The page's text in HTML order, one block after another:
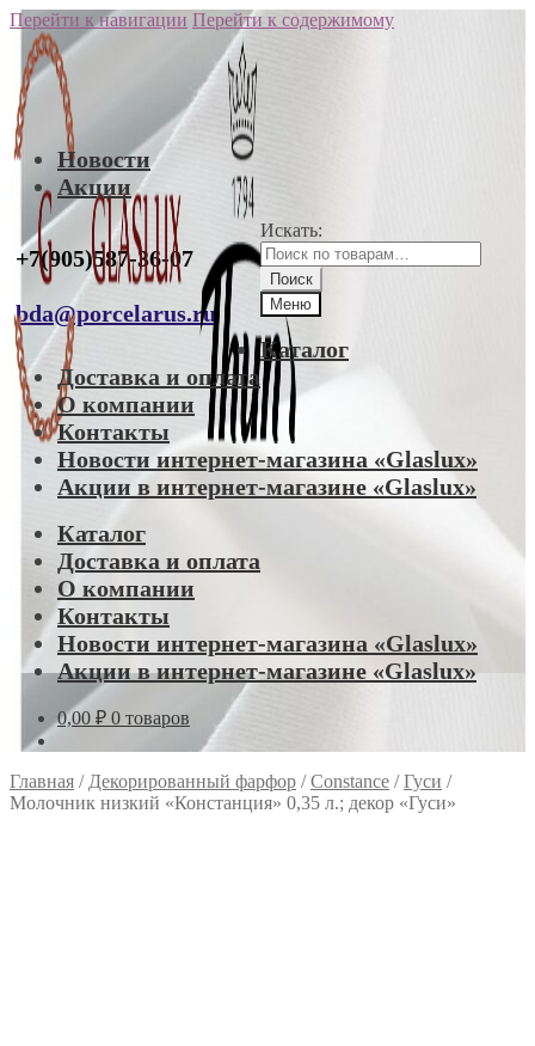
Перейти к навигации Перейти к содержимому
Новости
Акции
+7(905)587-36-07
bda@porcelarus.ru
Искать:
Поиск
Меню
Каталог
Доставка и оплата
О компании
Контакты
Новости интернет-магазина «Glaslux»
Акции в интернет-магазине «Glaslux»
Каталог
Доставка и оплата
О компании
Контакты
Новости интернет-магазина «Glaslux»
Акции в интернет-магазине «Glaslux»
0,00 ₽ 0 товаров
Главная / Декорированный фарфор /Constance /Гуси /
Молочник низкий «Констанция» 0,35 л.; декор «Гуси»